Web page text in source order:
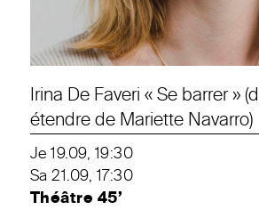
Irina De Faveri « Se barrer »
étendre de Mariette Navarro)
Je 19.09, 19:30
Sa 21.09, 17:30
Théâtre 45’